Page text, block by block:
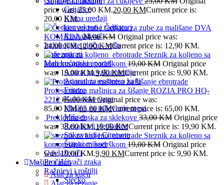
Grijalice
Klima uređaji
konvektori i radijatori
Rashalđivač
Indukcijske ploča – rešo
Kafe aparati
Mali kućanski aparati
Aparat za vakumiranje
Aparati za esspreso kafu
Friteze
Kuhinjske vage
Mašina za mljevenje mesa
Mikser
Rezalice i sjeckalice
Sokovnici i Citrusete
Štapni mikser
Odvlaživači
Pročišćivači zraka
Ražnjevi i roštilji
Sjecko
price was: 25,00 KM.20,00 KMCurrent price is:
20,00 KM.
Četkica za zube za mališane DVA
KOMADA24,00KM Original price was:
24,00 KM.12,90KMCurrent price is: 12,90 KM.
Steznik za koljeno sa
kompresijskom podrškom 19,00KM Original price
was: 19,00 KM.9,90KMCurrent price is: 9,90 KM.
Profesionalna mašinica za šišanje ROZIA PRO HQ-
2212 85,00KM Original price was:
85,00 KM.65,00KMCurrent price is: 65,00 KM.
Preklopna daska za sklekove 33,00KM Original price
was: 33,00 KM.19,90KMCurrent price is: 19,90 KM.
Steznik za koljeno sa
kompresijskom podrškom 19,00KM Original price
was: 19,00 KM.9,90 KMCurrent price is: 9,90 KM.
Mašine i alati
Alat za kuću
Alat za rezanje